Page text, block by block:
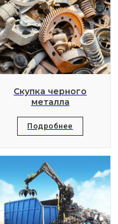
Скупка черного
металла
Подробнее